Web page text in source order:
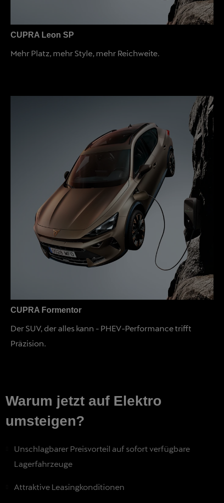
CUPRA Leon SP
Mehr Platz, mehr Style, mehr Reichweite.
CUPRA Formentor
Der SUV, der alles kann - PHEV-Performance trifft
Präzision.
Warum jetzt auf Elektro
umsteigen?
Unschlagbarer Preisvorteil auf sofort verfügbare
Lagerfahrzeuge
Attraktive Leasingkonditionen